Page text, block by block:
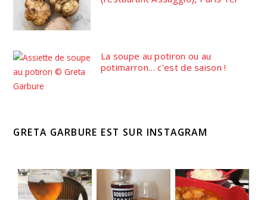
La soupe au potiron ou au
potimarron… c’est de saison !
GRETA GARBURE EST SUR INSTAGRAM